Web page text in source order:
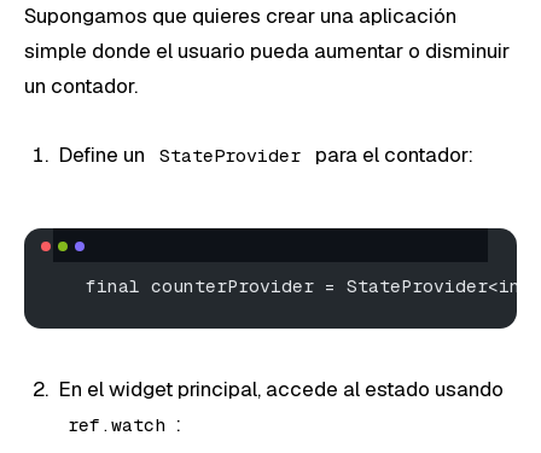
Supongamos que quieres crear una aplicación
simple donde el usuario pueda aumentar o disminuir
un contador.
Define un StateProvider para el contador:
final counterProvider =
En el widget principal, accede al estado usando
ref.watch :